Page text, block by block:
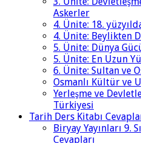
Askerler
4. Ünite: 18.
4. Ünite: Beylikten
5. Ünite: Dünya
5. Ünite: En Uzun
6. Ünite: Sultan ve
Osmanlı Kültür ve
Yerleşme ve
Türkiyesi
Tarih Ders Kitabı
Biryay Yayınları 9.
Cevapları